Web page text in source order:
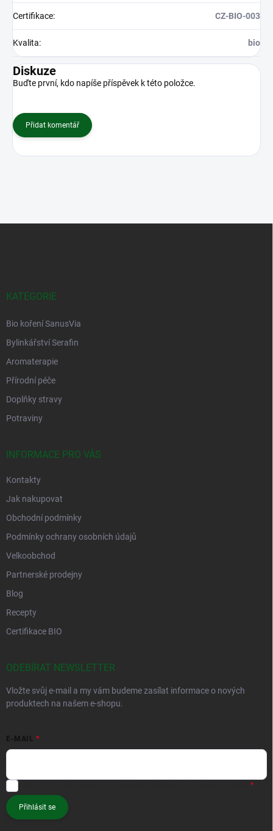
Certifikace: CZ-BIO-003
Kvalita: bio
Diskuze
Buďte první, kdo napíše příspěvek k této položce.
Přidat komentář
KATEGORIE
Bio koření SanusVia
Bylinkářství Serafin
Aromaterapie
Přírodní péče
Doplňky stravy
Potraviny
INFORMACE PRO VÁS
Kontakty
Jak nakupovat
Obchodní podmínky
Podmínky ochrany osobních údajů
Velkoobchod
Partnerské prodejny
Blog
Recepty
Certifikace BIO
ODEBÍRAT NEWSLETTER
Vložte svůj e-mail a my vám budeme zasílat informace o nových
produktech na našem e-shopu.
E-MAIL
Přihlásit se